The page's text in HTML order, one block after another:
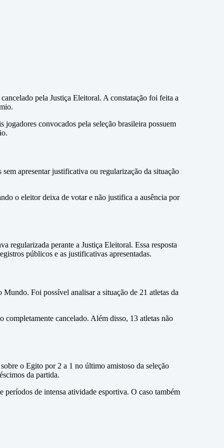
pela Justiça Eleitoral. A constatação foi feita a
convocados pela seleção brasileira possuem
apresentar justificativa ou regularização da situação
o eleitor deixa de votar e não justifica a ausência por
regularizada perante a Justiça Eleitoral. Essa resposta
públicos e as justificativas apresentadas.
Foi possível analisar a situação de 21 atletas da
completamente cancelado. Além disso, 13 atletas não
o Egito por 2 a 1 no último amistoso da seleção
da partida.
de intensa atividade esportiva. O caso também